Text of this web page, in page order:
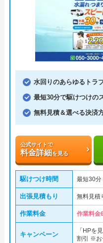
水回りのあらゆるトラ
最短30分で駆けつけの
無料見積＆選べる決済
公式サイトで
料金詳細を見る
駆けつけ時間 最短30分
出張見積もり 無料見積
作業料金 作業料金
キャンペーン
「HPを
割引 ※お